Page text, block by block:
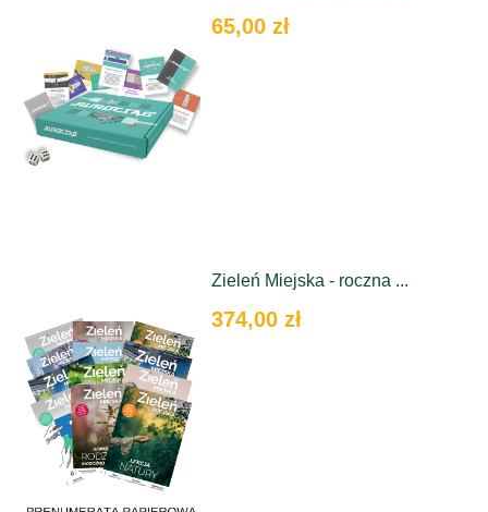
65,00 zł
Zieleń Miejska - roczna ...
374,00 zł